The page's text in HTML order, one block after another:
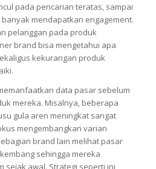
pada pencarian teratas, sampai
mendapatkan engagement.
pelanggan pada produk
brand bisa mengetahui apa
kekurangan produk
data pasar sebelum
mereka. Misalnya, beberapa
gula aren meningkat sangat
mengembangkan varian
brand lain melihat pasar
sehingga mereka
sejak awal. Strategi seperti ini